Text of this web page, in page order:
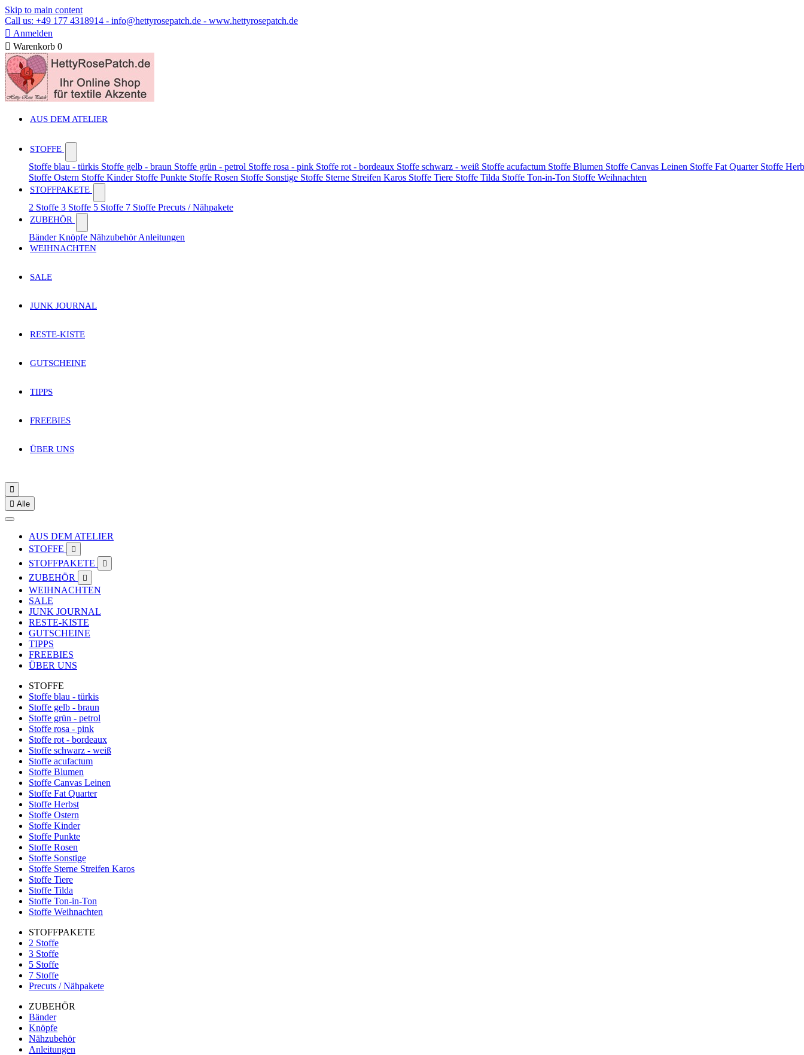
Skip to main content
Call us: +49 177 4318914 - info@hettyrosepatch.de - www.hettyrosepatch.de
 Anmelden
 Warenkorb 0
AUS DEM ATELIER
STOFFE
Stoffe blau - türkis Stoffe gelb - braun Stoffe grün - petrol Stoffe rosa - pink Stoffe rot - bordeaux Stoffe schwarz - weiß Stoffe acufactum Stoffe Blumen Stoffe Canvas Leinen Stoffe Fat Quarter Stoffe
Stoffe Ostern Stoffe Kinder Stoffe Punkte Stoffe Rosen Stoffe Sonstige Stoffe Sterne Streifen Karos Stoffe Tiere Stoffe Tilda Stoffe Ton-in-Ton Stoffe Weihnachten
STOFFPAKETE
2 Stoffe 3 Stoffe 5 Stoffe 7 Stoffe Precuts / Nähpakete
ZUBEHÖR
BänderKnöpfe NähzubehörAnleitungen
WEIHNACHTEN
SALE
JUNK JOURNAL
RESTE-KISTE
GUTSCHEINE
TIPPS
FREEBIES
ÜBER UNS

 Alle
AUS DEM ATELIER
STOFFE

STOFFPAKETE 
ZUBEHÖR 
WEIHNACHTEN
SALE
JUNK JOURNAL
RESTE-KISTE
GUTSCHEINE
TIPPS
FREEBIES
ÜBER UNS
STOFFE
Stoffe blau - türkis
Stoffe gelb - braun
Stoffe grün - petrol
Stoffe rosa - pink
Stoffe rot - bordeaux
Stoffe schwarz - weiß
Stoffe acufactum
Stoffe Blumen
Stoffe Canvas Leinen
Stoffe Fat Quarter
Stoffe Herbst
Stoffe Ostern
Stoffe Kinder
Stoffe Punkte
Stoffe Rosen
Stoffe Sonstige
Stoffe Sterne Streifen Karos
Stoffe Tiere
Stoffe Tilda
Stoffe Ton-in-Ton
Stoffe Weihnachten
STOFFPAKETE
2 Stoffe
3 Stoffe
5 Stoffe
7 Stoffe
Precuts / Nähpakete
ZUBEHÖR
Bänder
Knöpfe
Nähzubehör
Anleitungen